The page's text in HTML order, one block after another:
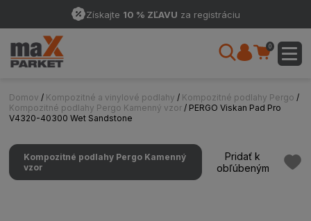
Získajte 10 % ZĽAVU za registráciu
0
Domov / Kompozitné a vinylové podlahy / Kompozitné podlahy Pergo /
Kompozitné podlahy Pergo Kamenný vzor / PERGO Viskan Pad Pro
V4320-40300 Wet Sandstone
Kompozitné podlahy Pergo Kamenný
vzor
Pridať k
obľúbeným